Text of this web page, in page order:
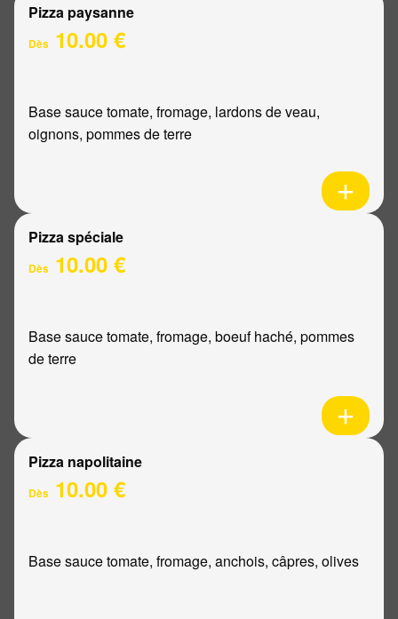
Pizza paysanne
Dès 10.00 €
Base sauce tomate, fromage, lardons de veau,
oignons, pommes de terre
Pizza spéciale
Dès 10.00 €
Base sauce tomate, fromage, boeuf haché, pommes
de terre
Pizza napolitaine
Dès 10.00 €
Base sauce tomate, fromage, anchois, câpres, olives